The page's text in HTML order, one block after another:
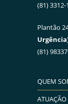
(81)
Plantão
(81)
QUEM
ATUAÇÃO